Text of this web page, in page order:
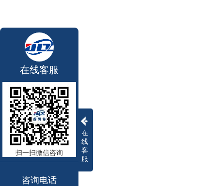
在
线
客
服
在线客服
扫一扫微信咨询
咨询电话